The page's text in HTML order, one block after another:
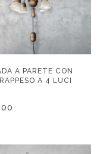
A PARETE CON
A 4 LUCI